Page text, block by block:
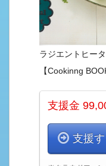
ラジエントヒー
【Cookinng
支援金
支援す